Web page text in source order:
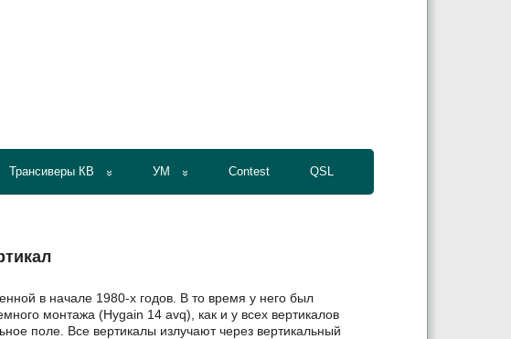
Трансиверы КВ УМ Contest QSL
в начале 1980-х годов. В то время у него был
монтажа (Hygain 14 avq), как и у всех вертикалов
поле. Все вертикалы излучают через вертикальный